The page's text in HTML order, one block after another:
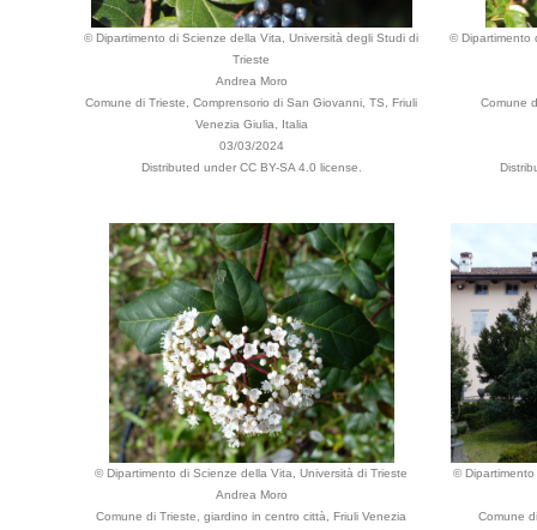
© Dipartimento di Scienze della Vita, Università degli Studi di
Trieste
Andrea Moro
Comune di Trieste, Comprensorio di San Giovanni, TS, Friuli
Venezia Giulia, Italia
03/03/2024
Distributed under CC BY-SA 4.0 license.
© Dipartimento
Comune
© Dipartimento di Scienze della Vita, Università di Trieste
Andrea Moro
Comune di Trieste, giardino in centro città, Friuli Venezia
©
Comune